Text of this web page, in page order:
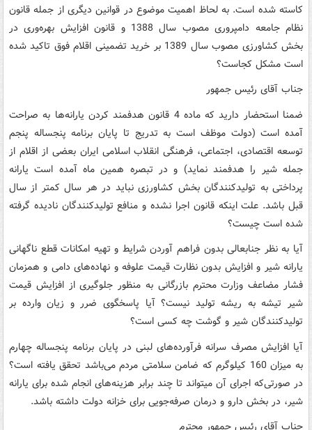
کاسته شده است. به لحاظ اهمیت موضوع در قوانین دیگری از جمله قانون
نظام جامعه دامپروری مصوب سال 1388 و قانون افزایش بهره‌وری در
بخش کشاورزی مصوب سال 1389 بر خرید تضمینی اقلام فوق تاکید شده
است مشکل کجاست؟
جناب آقای رئیس جمهور
ضمنا استحضار دارید که ماده 4 قانون هدفمند کردن یارانه‌ها به صراحت
آمده است (دولت موظف است به تدریج تا پایان برنامه پنجساله پنجم
توسعه اقتصادی، اجتماعی، فرهنگی انقلاب اسلامی ایران بعضی از اقلام از
جمله شیر را هدفمند نماید) و در تبصره همین ماه آمده است یارانه
پرداختی به تولیدکنندگان بخش کشاورزی نباید در هر سال کمتر از سال
قبل باشد. علت اینکه قانون اجرا نشده و منافع تولیدکنندگان نادیده گرفته
شده است چیست؟
آیا به نظر جنابعالی بدون فراهم آوردن شرایط و تهیه امکانات قطع ناگهانی
یارانه شیر و افزایش بدون نظارت قیمت علوفه و نهاده‌های دامی و همزمان
فشار مضاعف وزارت محترم بازرگانی به منظور جلوگیری از افزایش قیمت
شیر تیشه به ریشه تولید نیست؟ آیا پاسخگوی ضرر و زیان وارده بر
تولیدکنندگان شیر و گوشت چه کسی است؟
آیا افزایش مصرف سرانه فرآورده‌های لبنی در پایان برنامه پنجساله چهارم
به میزان 160 کیلوگرم که ضامن سلامتی مردم می‌باشد تحقق یافته است؟
در صورتی‌که اجرای آن میتواند تا چند برابر هزینه‌های انجام شده برای یارانه
شیر، در بخش دارو و درمان صرفه‌جویی برای خزانه دولت داشته باشد.
جناب آقای رئیس جمهور محترم